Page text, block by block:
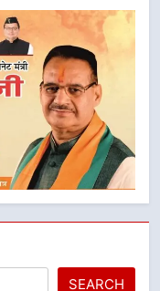
SEARCH